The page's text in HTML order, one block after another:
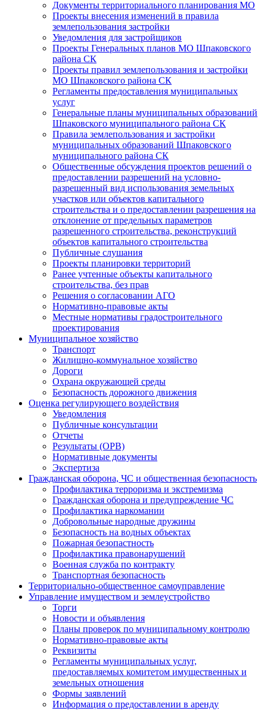
Документы территориального планирования МО
Проекты внесения изменений в правила
землепользования застройки
Уведомления для застройщиков
Проекты Генеральных планов МО Шпаковского
района СК
Проекты правил землепользования и застройки
МО Шпаковского района СК
Регламенты предоставления муниципальных
услуг
Генеральные планы муниципальных образований
Шпаковского муниципального района СК
Правила землепользования и застройки
муниципальных образований Шпаковского
муниципального района СК
Общественные обсуждения проектов решений о
предоставлении разрешений на условно-
разрешенный вид использования земельных
участков или объектов капитального
строительства и о предоставлении разрешения на
отклонение от предельных параметров
разрешенного строительства, реконструкций
объектов капитального строительства
Публичные слушания
Проекты планировки территорий
Ранее учтенные объекты капитального
строительства, без прав
Решения о согласовании АГО
Нормативно-правовые акты
Местные нормативы градостроительного
проектирования
Муниципальное хозяйство
Транспорт
Жилищно-коммунальное хозяйство
Дороги
Охрана окружающей среды
Безопасность дорожного движения
Оценка регулирующего воздействия
Уведомления
Публичные консультации
Отчеты
Результаты (ОРВ)
Нормативные документы
Экспертиза
Гражданская оборона, ЧС и общественная безопасность
Профилактика терроризма и экстремизма
Гражданская оборона и предупреждение ЧС
Профилактика наркомании
Добровольные народные дружины
Безопасность на водных объектах
Пожарная безопастность
Профилактика правонарушений
Военная служба по контракту
Транспортная безопасность
Территориально-общественное самоуправление
Управление имуществом и землеустройство
Торги
Новости и объявления
Планы проверок по муниципальному контролю
Нормативно-правовые акты
Реквизиты
Регламенты муниципальных услуг,
предоставляемых комитетом имущественных и
земельных отношения
Формы заявлений
Информация о предоставлении в аренду